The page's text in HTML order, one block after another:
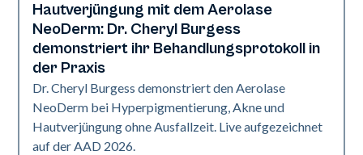
Neo Elite | Präsentationen
Hautverjüngung mit dem Aerolase
NeoDerm: Dr. Cheryl Burgess
demonstriert ihr Behandlungsprotokoll in
der Praxis
Dr. Cheryl Burgess demonstriert den Aerolase
NeoDerm bei Hyperpigmentierung, Akne und
Hautverjüngung ohne Ausfallzeit. Live aufgezeichnet
auf der AAD 2026.